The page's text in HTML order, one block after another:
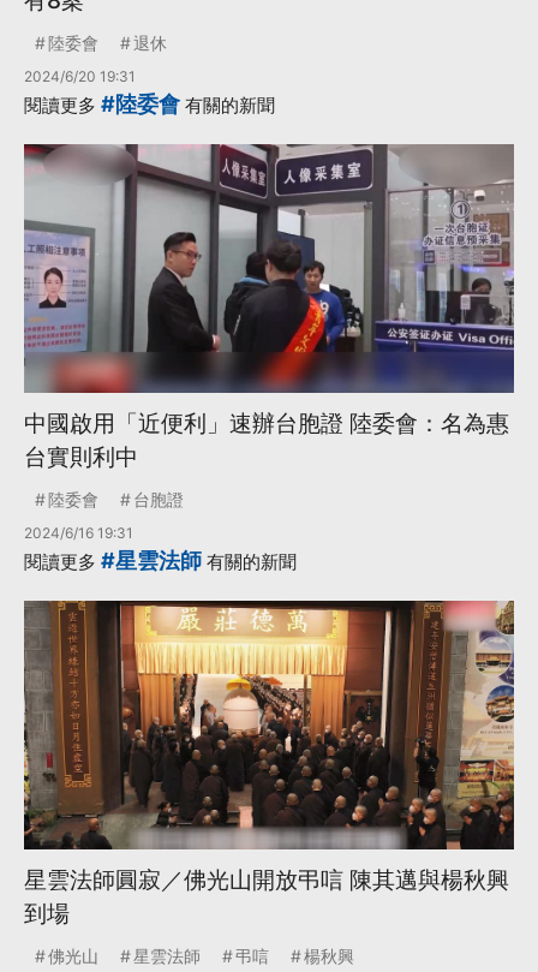
陸委會 退休
2024/6/20 19:31
閱讀更多 #陸委會 有關的新聞
中國啟用「近便利」速辦台胞證 陸委會：名為惠
台實則利中
陸委會 台胞證
2024/6/16 19:31
閱讀更多 #星雲法師 有關的新聞
星雲法師圓寂／佛光山開放弔唁 陳其邁與楊秋興
到場
佛光山 星雲法師 弔唁 楊秋興